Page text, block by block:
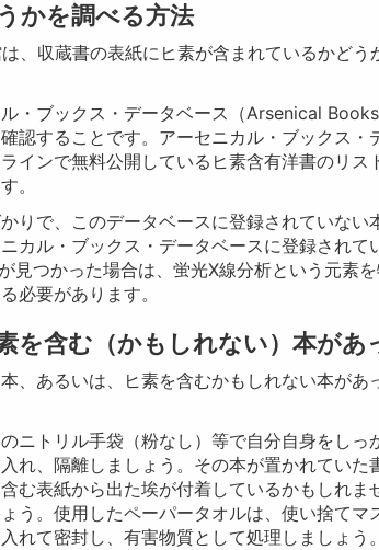
かを調べる方法
、収蔵書の表紙にヒ素が含まれているかどう
・ブックス・データベース（Arsenical
認することです。アーセニカル・ブックス・
インで無料公開しているヒ素含有洋書のリス
。
りで、このデータベースに登録されていない
カル・ブックス・データベースに登録されて
見つかった場合は、蛍光X線分析という元素
必要があります。
を含む（かもしれない）本があ
、あるいは、ヒ素を含むかもしれない本があ
ニトリル手袋（粉なし）等で自分自身をしっ
れ、隔離しましょう。その本が置かれていた
む表紙から出た埃が付着しているかもしれま
う。使用したペーパータオルは、使い捨てマ
れて密封し、有害物質として処理しましょう。